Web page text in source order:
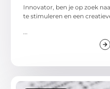
Innovator, ben je op zoek
te stimuleren en een
...